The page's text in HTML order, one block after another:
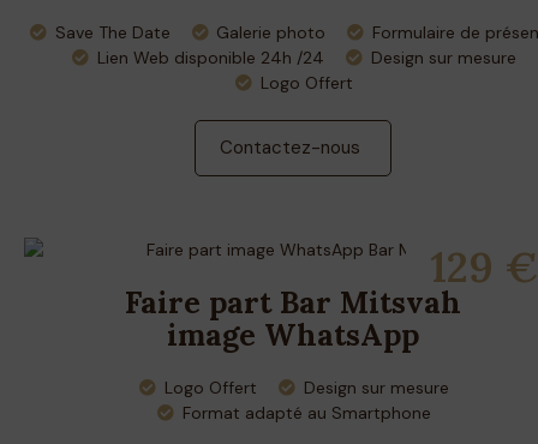
Save The Date Galerie photo
Formulaire de
Lien Web disponible 24h /24
Design sur mesure
Logo Offert
Contactez-nous
129 €
Faire part Bar Mitsvah
image WhatsApp
Logo Offert
Design sur mesure
Format adapté au Smartphone